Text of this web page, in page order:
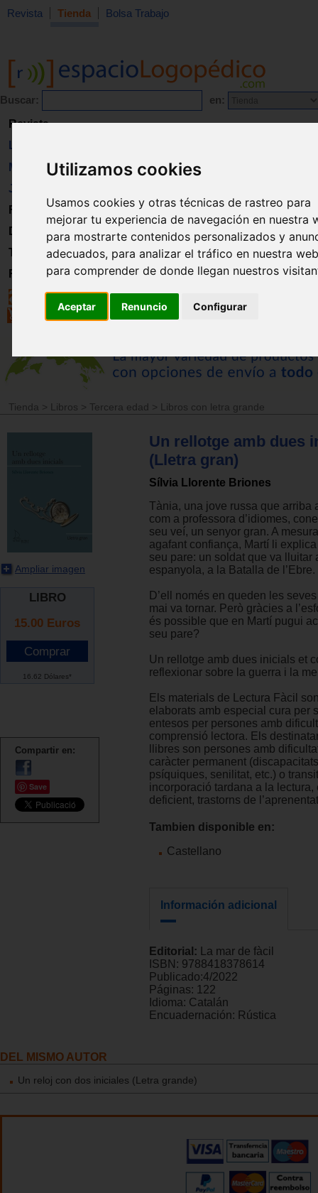
Utilizamos cookies
Usamos cookies y otras técnicas de rastreo para
mejorar tu experiencia de navegación en nuestra
para mostrarte contenidos personalizados y
adecuados, para analizar el tráfico en nuestra
para comprender de donde llegan nuestros
Aceptar Renuncio Configurar
Revista Tienda Bolsa Trabajo
Buscar: en:
Revista
Libros
Material
Juguetes
Formación
Directorio
Trabajo
Registro
Tienda > Libros > Tercera edad > Libros con letra grande
Ampliar imagen
LIBRO
15.00 Euros
16.62 Dólares*
Compartir en:
Save
Un rellotge amb dues
(Lletra gran)
Sílvia Llorente Briones
Tània, una jove russa que arriba
com a professora d’idiomes,
seu veí, un senyor gran. A
agafant confiança, Martí li
seu pare: un soldat que va lluitar
espanyola, a la Batalla de l’Ebre.
D’ell només en queden les
mai va tornar. Però gràcies a
és possible que en Martí pugui
seu pare?
Un rellotge amb dues inicials et
reflexionar sobre la guerra i la
Els materials de Lectura Fàcil
elaborats amb especial cura per
entesos per persones amb
comprensió lectora. Els
llibres son persones amb
caràcter permanent
psíquiques, senilitat, etc.) o
incorporació tardana a la lectura,
deficient, trastorns de
Tambien disponible en:
Castellano
Información adicional
Editorial:
La mar de fàcil
ISBN: 9788418378614
Publicado:4/2022
Páginas: 122
Idioma: Catalán
Encuadernación: Rústica
DEL MISMO AUTOR
Un reloj con dos iniciales (Letra grande)